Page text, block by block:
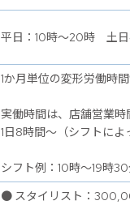
平日：10時～20時 土日
1か月単位の変形労働時間
実働時間は、店舗営業
1日8時間～（シフトに
シフト例：10時～19時
● スタイリスト：